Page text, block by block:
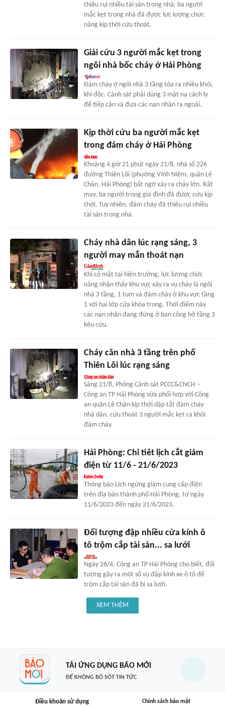
thiêu rụi nhiều tài sản trong nhà; ba người
mắc kẹt trong nhà đã được lực lượng chức
năng kịp thời cứu thoát.
Giải cứu 3 người mắc kẹt trong
ngôi nhà bốc cháy ở Hải Phòng
Đám cháy ở ngôi nhà 3 tầng tỏa ra nhiều khói,
khí độc. Cảnh sát phải dùng 3 mặt nạ cách ly
để tiếp cận và đưa các nạn nhân ra ngoài.
Kịp thời cứu ba người mắc kẹt
trong đám cháy ở Hải Phòng
Khoảng 4 giờ 21 phút ngày 21/8, nhà số 226
đường Thiên Lôi (phường Vĩnh Niệm, quận Lê
Chân, Hải Phòng) bất ngờ xảy ra cháy lớn. Rất
may, ba người trong gia đình đã được cứu kịp
thời. Tuy nhiên, đám cháy đã thiêu rụi nhiều
tài sản trong nhà.
Cháy nhà dân lúc rạng sáng, 3
người may mắn thoát nạn
Khi có mặt tại hiện trường, lực lượng chức
năng nhận thấy khu vực xảy ra vụ cháy là ngôi
nhà 3 tầng, 1 tum và đám cháy ở khu vực tầng
1 với hai lớp cửa khóa trong. Thời điểm này
các nạn nhân đang đứng ở ban công hở tầng 3
kêu cứu.
Cháy căn nhà 3 tầng trên phố
Thiên Lôi lúc rạng sáng
Sáng 21/8, Phòng Cảnh sát PCCC&CNCH –
Công an TP Hải Phòng vừa phối hợp với Công
an quận Lê Chân kịp thời dập tắt đám cháy
nhà dân, cứu thoát 3 người mắc kẹt ra khỏi
đám cháy.
Hải Phòng: Chi tiêt lịch cắt giảm
điện từ 11/6 - 21/6/2023
Thông báo Lịch ngừng giảm cung cấp điện
trên địa bàn thành phố Hải Phòng, từ ngày
11/6/2023 đến ngày 21/6/2023.
Đối tượng đập nhiều cửa kính ô
tô trộm cắp tài sản... sa lưới
Ngày 26/4, Công an TP Hải Phòng cho biết, đối
tượng gây ra một số vụ đập kính xe ô tô để
trộm cắp tài sản đã bị sa lưới.
XEM THÊM
TẢI ỨNG DỤNG BÁO MỚI
ĐỂ KHÔNG BỎ SÓT TIN TỨC
Điều khoản sử dụng Chính sách bảo mật